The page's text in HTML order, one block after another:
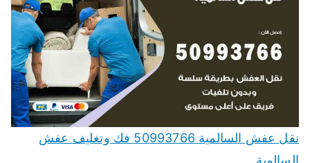
نقل عفش السالمية 50993766 فك وتغليف عفش
السالمية